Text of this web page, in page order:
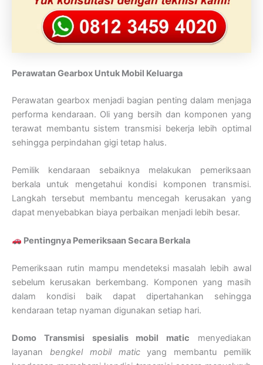
Perawatan Gearbox Untuk Mobil Keluarga
Perawatan gearbox menjadi bagian penting dalam menjaga
performa kendaraan. Oli yang bersih dan komponen yang
terawat membantu sistem transmisi bekerja lebih optimal
sehingga perpindahan gigi tetap halus.
Pemilik kendaraan sebaiknya melakukan pemeriksaan
berkala untuk mengetahui kondisi komponen transmisi.
Langkah tersebut membantu mencegah kerusakan yang
dapat menyebabkan biaya perbaikan menjadi lebih besar.
Pentingnya Pemeriksaan Secara Berkala
Pemeriksaan rutin mampu mendeteksi masalah lebih awal
sebelum kerusakan berkembang. Komponen yang masih
dalam kondisi baik dapat dipertahankan sehingga
kendaraan tetap nyaman digunakan setiap hari.
Domo Transmisi spesialis mobil matic menyediakan
layanan bengkel mobil maticyang membantu pemilik